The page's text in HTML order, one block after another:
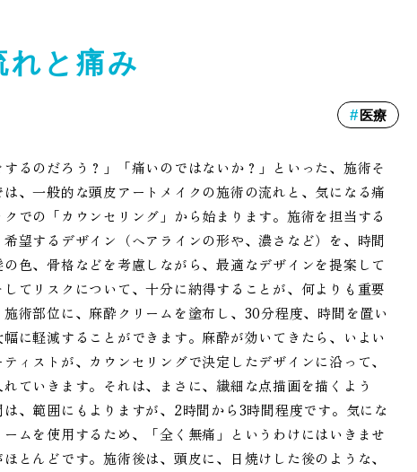
れと痛み
医療
るのだろう？」「痛いのではないか？」といった、施術そ
、一般的な頭皮アートメイクの施術の流れと、気になる痛
での「カウンセリング」から始まります。施術を担当する
望するデザイン（ヘアラインの形や、濃さなど）を、時間
色、骨格などを考慮しながら、最適なデザインを提案して
てリスクについて、十分に納得することが、何よりも重要
術部位に、麻酔クリームを塗布し、30分程度、時間を置い
に軽減することができます。麻酔が効いてきたら、いよい
ィストが、カウンセリングで決定したデザインに沿って、
ていきます。それは、まさに、繊細な点描画を描くよう
、範囲にもよりますが、2時間から3時間程度です。気にな
ムを使用するため、「全く無痛」というわけにはいきませ
とんどです。施術後は、頭皮に、日焼けした後のような、